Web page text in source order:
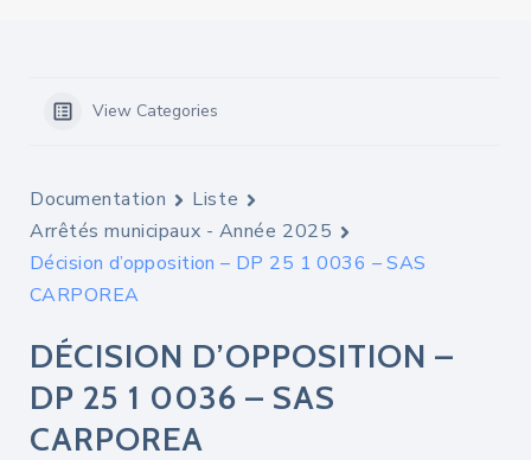
View Categories
Documentation
Liste
Arrêtés municipaux - Année 2025
Décision d’opposition – DP 25 1 0036 – SAS
CARPOREA
DÉCISION D’OPPOSITION –
DP 25 1 0036 – SAS
CARPOREA